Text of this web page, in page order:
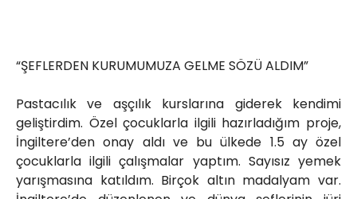
“ŞEFLERDEN KURUMUMUZA GELME SÖZÜ ALDIM”
Pastacılık ve aşçılık kurslarına giderek kendimi
geliştirdim. Özel çocuklarla ilgili hazırladığım proje,
İngiltere’den onay aldı ve bu ülkede 1.5 ay özel
çocuklarla ilgili çalışmalar yaptım. Sayısız yemek
yarışmasına katıldım. Birçok altın madalyam var.